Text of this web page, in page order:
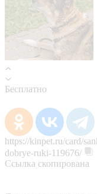
Бесплатно
https://kinpet.ru/card/
dobrye-ruki-119676/
Ссылка скопирована